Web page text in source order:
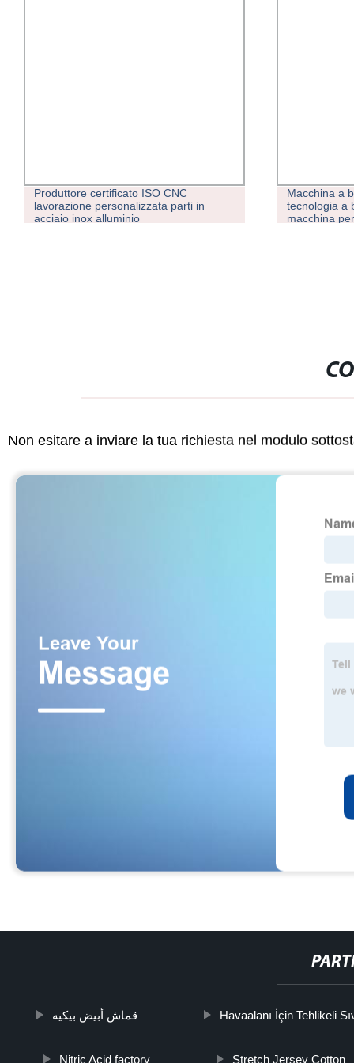
Produttore certificato ISO CNC
lavorazione personalizzata parti in
acciaio inox alluminio
Macchina a
tecnologia a
macchina
Non esitare a inviare la tua richiesta nel modulo
قماش أبيض بيكيه Havaalanı İçin Tehlikeli
Nitric Acid factory Stretch Jersey Cotton